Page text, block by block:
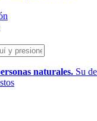
naturales. Su